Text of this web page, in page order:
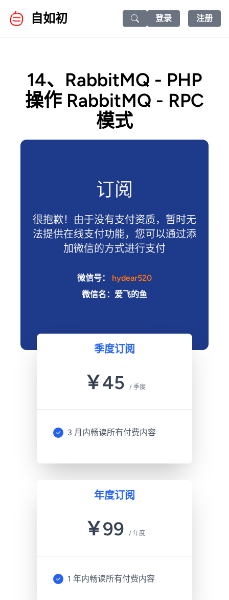
自如初
Search icon
登录 注册
14、RabbitMQ - PHP
操作 RabbitMQ - RPC
模式
订阅
很抱歉！由于没有支付资质，暂时无
法提供在线支付功能，您可以通过添
加微信的方式进行支付
微信号： hydear520
微信名：爱飞的鱼
季度订阅
￥45 / 季度
3 月内畅读所有付费内容
年度订阅
￥99 / 年度
1 年内畅读所有付费内容